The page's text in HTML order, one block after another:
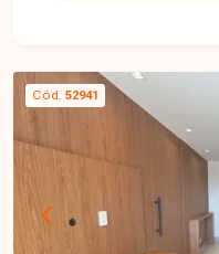
metros de
configuração para a
residencial moderno e
oportunidade para
dos seus sonhos
se valorizam em
agende sua visita!
Cód. 52941